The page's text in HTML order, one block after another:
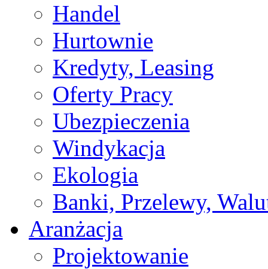
Handel
Hurtownie
Kredyty, Leasing
Oferty Pracy
Ubezpieczenia
Windykacja
Ekologia
Banki, Przelewy,
Aranżacja
Projektowanie